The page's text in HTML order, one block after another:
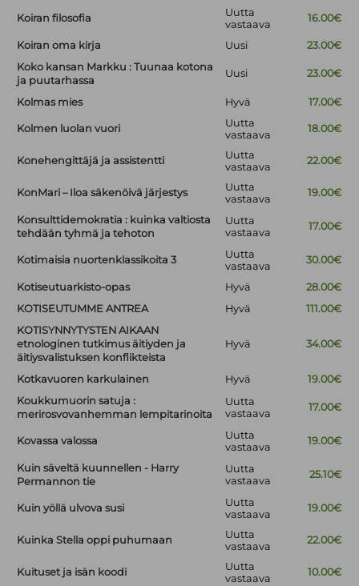
Koiran filosofia
Uutta
vastaava
16.00€
Koiran oma kirja Uusi
23.00€
Koko kansan Markku : Tuunaa kotona
ja puutarhassa
Uusi 23.00€
Kolmas mies Hyvä 17.00€
Kolmen luolan vuori
Uutta
vastaava
18.00€
Konehengittäjä ja assistentti
Uutta
vastaava
22.00€
KonMari – Iloa säkenöivä järjestys
Uutta
vastaava
19.00€
Konsulttidemokratia : kuinka valtiosta
tehdään tyhmä ja tehoton
Uutta
vastaava
17.00€
Kotimaisia nuortenklassikoita 3
Uutta
vastaava
30.00€
Kotiseutuarkisto-opas Hyvä
28.00€
KOTISEUTUMME ANTREA
Hyvä
111.00€
KOTISYNNYTYSTEN AIKAAN
etnologinen tutkimus äitiyden ja
äitiysvalistuksen konflikteista
Hyvä 34.00€
Kotkavuoren karkulainen Hyvä
19.00€
Koukkumuorin satuja :
merirosvovanhemman lempitarinoita
Uutta
vastaava
17.00€
Kovassa valossa
Uutta
vastaava
19.00€
Kuin säveltä kuunnellen - Harry
Permannon tie
Uutta
vastaava
25.10€
Kuin yöllä ulvova susi
Uutta
vastaava
19.00€
Kuinka Stella oppi puhumaan
Uutta
vastaava
22.00€
Kuituset ja isän koodi
Uutta
vastaava
10.00€